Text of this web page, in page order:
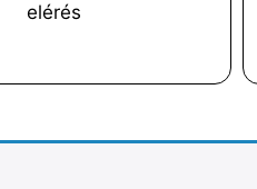
elérés